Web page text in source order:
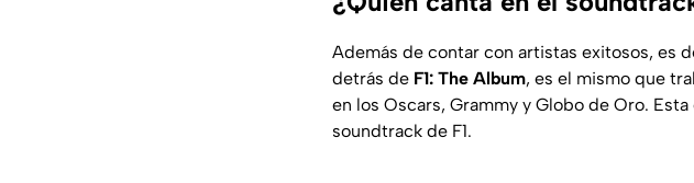
Además de contar con artistas exitosos, es
detrás de F1: The Album, es el mismo que
en los Oscars, Grammy y Globo de Oro. Esta
soundtrack de F1.